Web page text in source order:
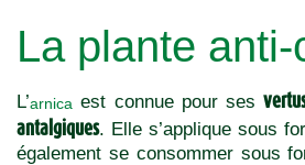
La plante anti-
L’arnica est connue pour ses
antalgiques. Elle s’applique sous
également se consommer sous